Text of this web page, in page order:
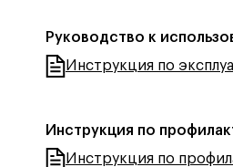
Руководство к
Инструкция по
Инструкция по
Инструкция по